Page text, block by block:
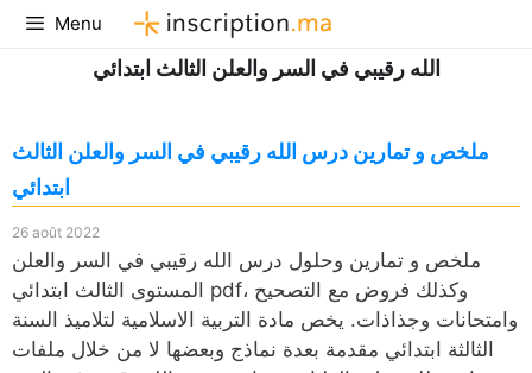
Aller
au
Menu
الله رقيبي في السر والعلن الثالث ابتدائي
ملخص و تمارين درس الله رقيبي في السر والعلن الثالث
ابتدائي
26 août 2022
ملخص و تمارين وحلول درس الله رقيبي في السر والعلن
المستوى الثالث ابتدائي pdf، وكذلك فروض مع التصحيح
وامتحانات وجذاذات. يخص مادة التربية الاسلامية لتلاميذ السنة
الثالثة ابتدائي مقدمة بعدة نماذج وبعضها لا من خلال ملفات